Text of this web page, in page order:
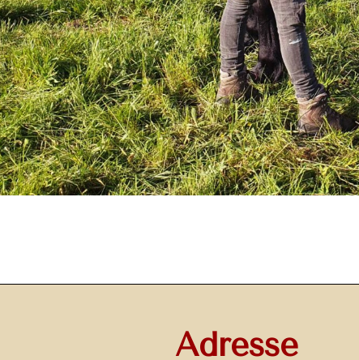
Adresse